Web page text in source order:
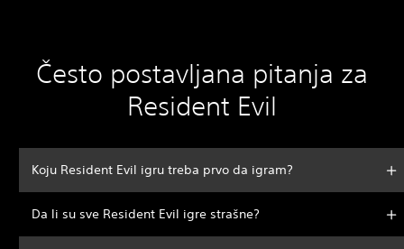
Često postavljana pitanja za
Resident Evil
Koju Resident Evil igru treba prvo da igram?
Da li su sve Resident Evil igre strašne?